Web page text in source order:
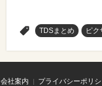
TDSまとめ ピク
会社案内 プライバシーポリ